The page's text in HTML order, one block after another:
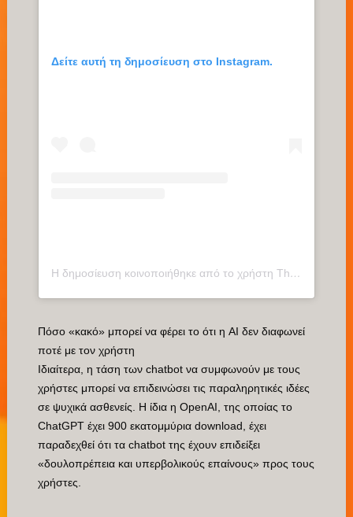
Δείτε αυτή τη δημοσίευση στο Instagram.
Η δημοσίευση κοινοποιήθηκε από το χρήστη The Telegraph (@telegraph)
Πόσο «κακό» μπορεί να φέρει το ότι η AI δεν διαφωνεί
ποτέ με τον χρήστη
Ιδιαίτερα, η τάση των chatbot να συμφωνούν με τους
χρήστες μπορεί να επιδεινώσει τις παραληρητικές ιδέες
σε ψυχικά ασθενείς. Η ίδια η OpenAI, της οποίας το
ChatGPT έχει 900 εκατομμύρια download, έχει
παραδεχθεί ότι τα chatbot της έχουν επιδείξει
«δουλοπρέπεια και υπερβολικούς επαίνους» προς τους
χρήστες.